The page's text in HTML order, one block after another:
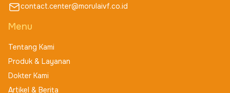
contact.center@morulaivf.co.id
Menu
Tentang Kami
Produk & Layanan
Dokter Kami
Artikel & Berita